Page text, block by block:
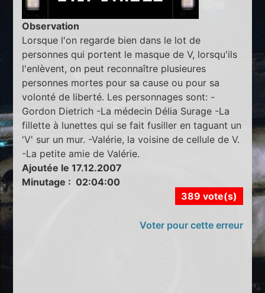
Observation
Lorsque l'on regarde bien dans le lot de
personnes qui portent le masque de V, lorsqu'ils
l'enlèvent, on peut reconnaître plusieures
personnes mortes pour sa cause ou pour sa
volonté de liberté. Les personnages sont: -
Gordon Dietrich -La médecin Délia Surage -La
fillette à lunettes qui se fait fusiller en taguant un
'V' sur un mur. -Valérie, la voisine de cellule de V.
-La petite amie de Valérie.
Ajoutée le 17.12.2007
Minutage : 02:04:00
389 vote(s)
Voter pour cette erreur